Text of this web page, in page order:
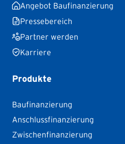
Angebot Baufinanzierung
Pressebereich
Partner werden
Karriere
Produkte
Baufinanzierung
Anschlussfinanzierung
Zwischenfinanzierung